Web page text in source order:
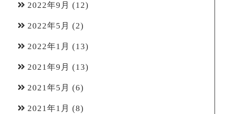
2022年9月 (12)
2022年5月 (2)
2022年1月 (13)
2021年9月 (13)
2021年5月 (6)
2021年1月 (8)